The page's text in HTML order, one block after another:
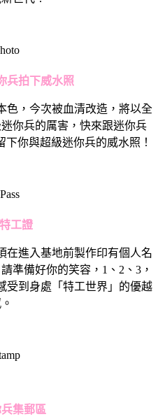
兵拍下威水照
色，今次被血清改造，將以全
你兵的厲害，快來跟迷你兵
下你與超級迷你兵的威水照！
特工證
在進入基地前製作印有個人名
準備好你的笑容，1、2、3，
受到身處「特工世界」的優越
集郵區